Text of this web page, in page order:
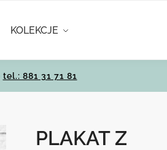
KOLEKCJE
tel.: 881 31 71 81
PLAKAT Z